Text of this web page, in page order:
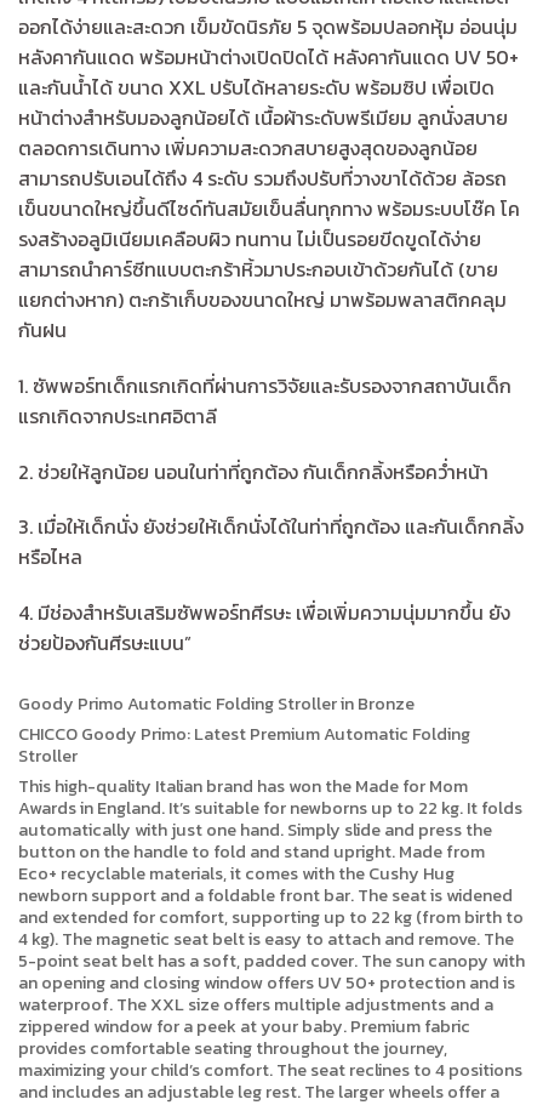
ออกได้ง่ายและสะดวก เข็มขัดนิรภัย 5 จุดพร้อมปลอกหุ้ม อ่อนนุ่ม
หลังคากันแดด พร้อมหน้าต่างเปิดปิดได้ หลังคากันแดด UV 50+
และกันน้ำได้ ขนาด XXL ปรับได้หลายระดับ พร้อมซิป เพื่อเปิด
หน้าต่างสำหรับมองลูกน้อยได้ เนื้อผ้าระดับพรีเมียม ลูกนั่งสบาย
ตลอดการเดินทาง เพิ่มความสะดวกสบายสูงสุดของลูกน้อย
สามารถปรับเอนได้ถึง 4 ระดับ รวมถึงปรับที่วางขาได้ด้วย ล้อรถ
เข็นขนาดใหญ่ขึ้นดีไซด์ทันสมัยเข็นลื่นทุกทาง พร้อมระบบโช๊ค โค
รงสร้างอลูมิเนียมเคลือบผิว ทนทาน ไม่เป็นรอยขีดขูดได้ง่าย
สามารถนำคาร์ซีทแบบตะกร้าหิ้วมาประกอบเข้าด้วยกันได้ (ขาย
แยกต่างหาก) ตะกร้าเก็บของขนาดใหญ่ มาพร้อมพลาสติกคลุม
กันฝน
1. ซัพพอร์ทเด็กแรกเกิดที่ผ่านการวิจัยและรับรองจากสถาบันเด็ก
แรกเกิดจากประเทศอิตาลี
2. ช่วยให้ลูกน้อย นอนในท่าที่ถูกต้อง กันเด็กกลิ้งหรือคว่ำหน้า
3. เมื่อให้เด็กนั่ง ยังช่วยให้เด็กนั่งได้ในท่าที่ถูกต้อง และกันเด็กกลิ้ง
หรือไหล
4. มีช่องสำหรับเสริมซัพพอร์ทศีรษะ เพื่อเพิ่มความนุ่มมากขึ้น ยัง
ช่วยป้องกันศีรษะแบน”
Goody Primo Automatic Folding Stroller in Bronze
CHICCO Goody Primo: Latest Premium Automatic Folding
Stroller
This high-quality Italian brand has won the Made for Mom
Awards in England. It’s suitable for newborns up to 22 kg. It folds
automatically with just one hand. Simply slide and press the
button on the handle to fold and stand upright. Made from
Eco+ recyclable materials, it comes with the Cushy Hug
newborn support and a foldable front bar. The seat is widened
and extended for comfort, supporting up to 22 kg (from birth to
4 kg). The magnetic seat belt is easy to attach and remove. The
5-point seat belt has a soft, padded cover. The sun canopy with
an opening and closing window offers UV 50+ protection and is
waterproof. The XXL size offers multiple adjustments and a
zippered window for a peek at your baby. Premium fabric
provides comfortable seating throughout the journey,
maximizing your child’s comfort. The seat reclines to 4 positions
and includes an adjustable leg rest. The larger wheels offer a